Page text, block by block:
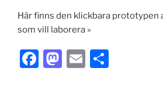
Här finns den klickbara prototypen
som vill laborera »
F
M E